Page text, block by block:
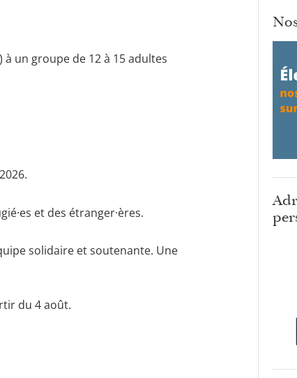
un groupe de 12 à 15 adultes
et des étranger·ères.
solidaire et soutenante. Une
du 4 août.